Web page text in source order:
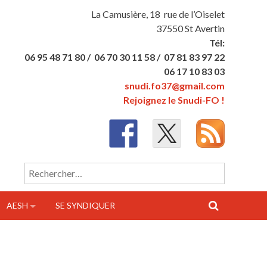
La Camusière, 18 rue de l’Oiselet
37550 St Avertin
Tél:
06 95 48 71 80 / 06 70 30 11 58 / 07 81 83 97 22
06 17 10 83 03
snudi.fo37@gmail.com
Rejoignez le Snudi-FO !
Rechercher :
AESH SE SYNDIQUER